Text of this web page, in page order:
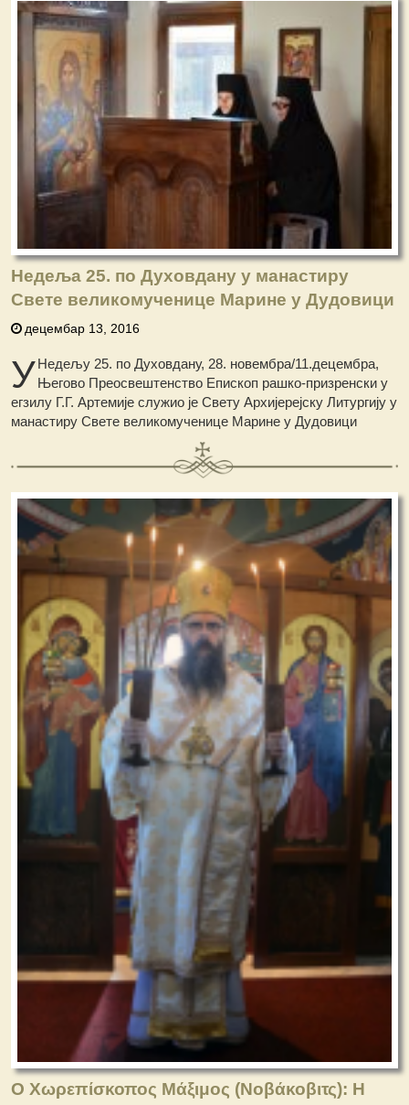
Недеља 25. по Духовдану у манастиру
Свете великомученице Марине у Дудовици
децембар 13, 2016
УНедељу 25. по Духовдану, 28. новембра/11.децембра,
Његово Преосвештенство Епископ рашко-призренски у
егзилу Г.Г. Артемије служио је Свету Архијерејску Литургију у
манастиру Свете великомученице Марине у Дудовици
Ο Χωρεπίσκοπος Μάξιμος (Νοβάκοβιτς): Η